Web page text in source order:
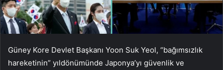
Güney Kore Devlet Başkanı Yoon Suk Yeol, “bağımsızlık
hareketinin” yıldönümünde Japonya’yı güvenlik ve